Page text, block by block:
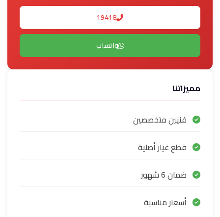
19418
واتساب
مميزاتنا
فنيين متخصصين
قطع غيار أصلية
ضمان 6 شهور
أسعار مناسبة